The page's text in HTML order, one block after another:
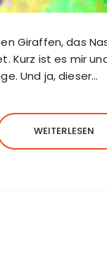
Giraffen, das
Kurz ist es mir
Und ja, dieser…
WEITERLESEN